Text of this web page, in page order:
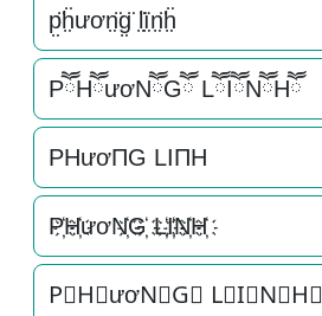
p̤̈ḧ̤ươn̤̈g̤̈ l̤̈ï̤n̤̈ḧ̤
PཽHཽươNཽGཽ LཽIཽNཽHཽ
PHươΠG LIΠH
P҉H҉ươN҉G҉ L҉I҉N҉H҉
P⃜H⃜ươN⃜G⃜ L⃜I⃜N⃜H⃜